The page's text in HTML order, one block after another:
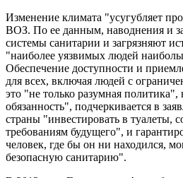
Изменение климата "усугубляет
ВОЗ. По ее данным, наводнения и
системы санитарии и загрязняют
"наиболее уязвимых людей
Обеспечение доступности и
для всех, включая людей с
это "не только разумная
обязанность", подчеркивается в
страны "инвестировать в туалеты,
требованиям будущего", и
человек, где бы он ни находился,
безопасную санитарию".